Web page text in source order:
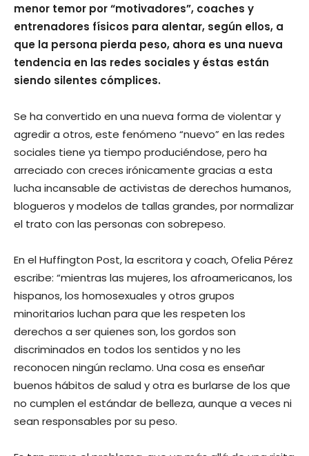
menor temor por “motivadores”, coaches y
entrenadores físicos para alentar, según ellos, a
que la persona pierda peso, ahora es una nueva
tendencia en las redes sociales y éstas están
siendo silentes cómplices.
Se ha convertido en una nueva forma de violentar y
agredir a otros, este fenómeno “nuevo” en las redes
sociales tiene ya tiempo produciéndose, pero ha
arreciado con creces irónicamente gracias a esta
lucha incansable de activistas de derechos humanos,
blogueros y modelos de tallas grandes, por normalizar
el trato con las personas con sobrepeso.
En el Huffington Post, la escritora y coach, Ofelia Pérez
escribe: “mientras las mujeres, los afroamericanos, los
hispanos, los homosexuales y otros grupos
minoritarios luchan para que les respeten los
derechos a ser quienes son, los gordos son
discriminados en todos los sentidos y no les
reconocen ningún reclamo. Una cosa es enseñar
buenos hábitos de salud y otra es burlarse de los que
no cumplen el estándar de belleza, aunque a veces ni
sean responsables por su peso.